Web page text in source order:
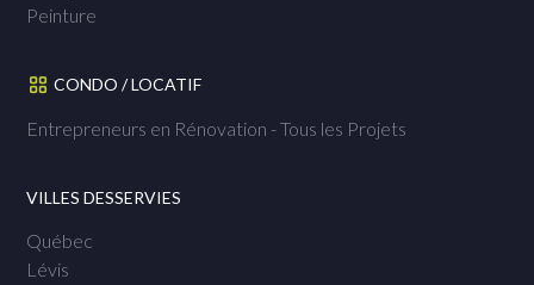
Peinture
CONDO / LOCATIF
Entrepreneurs en Rénovation - Tous les Projets
VILLES DESSERVIES
Québec
Lévis